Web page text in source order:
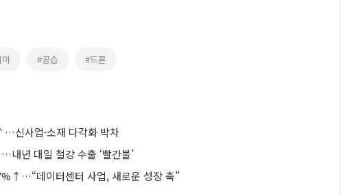
#공습 #드론
신사업·소재 다각화 박차
내년 대일 철강 수출 ‘빨간불’
데이터센터 사업, 새로운 성장 축”